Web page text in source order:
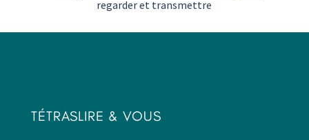
regarder et transmettre
TÉTRASLIRE & VOUS